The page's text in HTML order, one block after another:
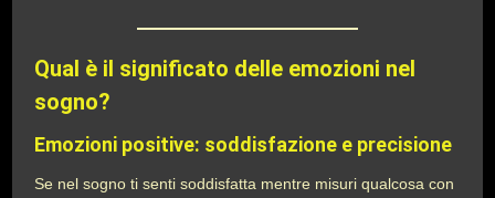
Qual è il significato delle emozioni nel
sogno?
Emozioni positive: soddisfazione e precisione
Se nel sogno ti senti soddisfatta mentre misuri qualcosa con